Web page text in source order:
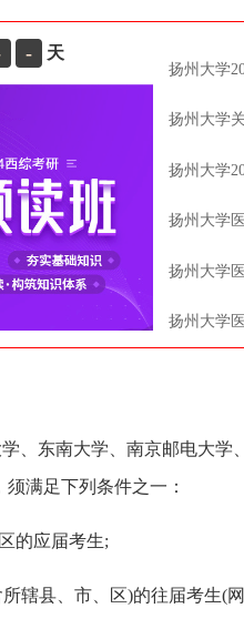
- 天
扬州大学
扬州大学
扬州大学
扬州大学
扬州大学
、东南大学、南京邮电大
满足下列条件之一：
的应届考生;
辖县、市、区)的往届考生(